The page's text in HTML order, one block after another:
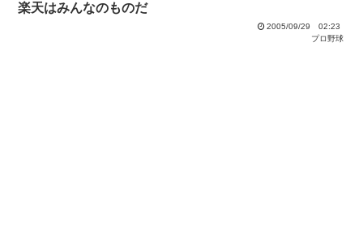
楽天はみんなのものだ
2005/09/29 02:23
プロ野球